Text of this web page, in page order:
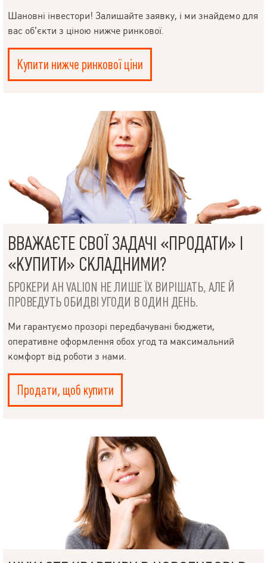
Шановні інвестори! Залишайте заявку, і ми знайдемо для
вас об’єкти з ціною нижче ринкової.
Купити нижче ринкової ціни
ВВАЖАЄТЕ СВОЇ ЗАДАЧІ «ПРОДАТИ» І
«КУПИТИ» СКЛАДНИМИ?
БРОКЕРИ АН VALION НЕ ЛИШЕ ЇХ ВИРІШАТЬ, АЛЕ Й
ПРОВЕДУТЬ ОБИДВІ УГОДИ В ОДИН ДЕНЬ.
Ми гарантуємо прозорі передбачувані бюджети,
оперативне оформлення обох угод та максимальний
комфорт від роботи з нами.
Продати, щоб купити
КЕРІВНИКОВІ